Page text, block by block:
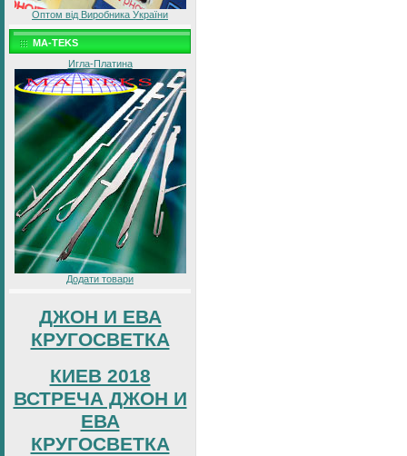
Оптом від Виробника України
MA-TEKS
Игла-Платина
Додати товари
ДЖОН И ЕВА
КРУГОСВЕТКА
КИЕВ 2018
ВСТРЕЧА ДЖОН И
ЕВА
КРУГОСВЕТКА